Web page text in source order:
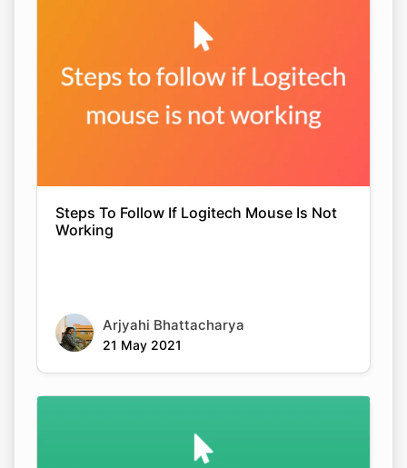
Steps To Follow If Logitech Mouse Is Not
Working
Arjyahi Bhattacharya
21 May 2021